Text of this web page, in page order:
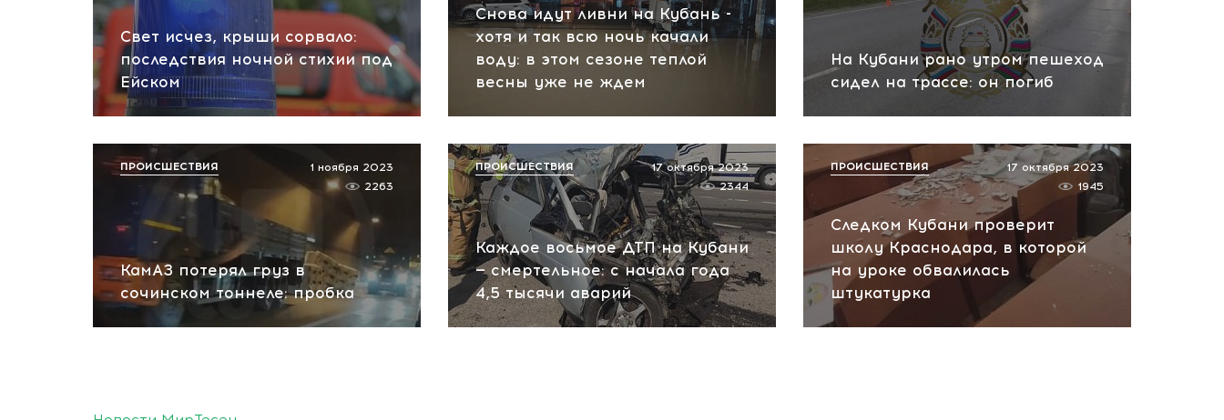
Музыка и лето в Абрау-
Дюрсо: завершился
фестиваль Light Weekend
Свет исчез, крыши сорвало:
последствия ночной стихии под
Ейском
Снова идут ливни на Кубань -
хотя и так всю ночь качали
воду: в этом сезоне теплой
весны уже не ждем
На Кубани рано утром пешеход
сидел на трассе: он погиб
КамАЗ потерял груз в
сочинском тоннеле: пробка
1 ноября 2023
2263
ПРОИСШЕСТВИЯ
Каждое восьмое ДТП на Кубани
— смертельное: с начала года
4,5 тысячи аварий
17 октября 2023
2344
ПРОИСШЕСТВИЯ
Следком Кубани проверит
школу Краснодара, в которой
на уроке обвалилась
штукатурка
17 октября 2023
1945
ПРОИСШЕСТВИЯ